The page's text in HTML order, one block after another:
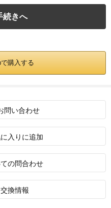
続きへ
購入する
問い合わせ
入りに追加
の問合わせ
換情報